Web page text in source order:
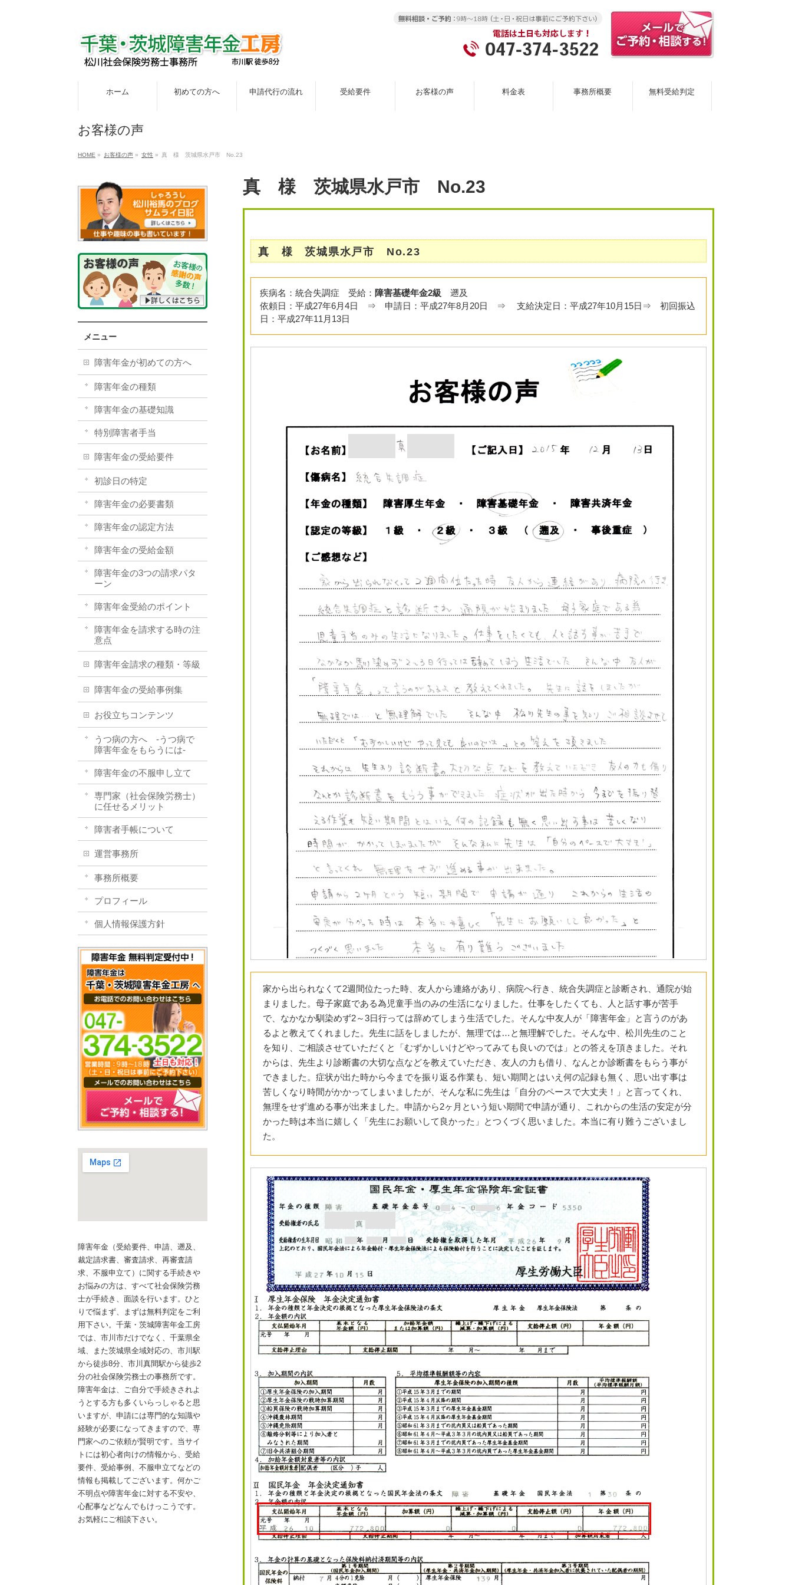
ホーム 初めての方へ 申請代行の流れ 受給要件 お客様の声 料金表 事務所概要 無料受給判定
お客様の声
HOME » お客様の声 » 女性 » 真 様 茨城県水戸市 No.23
真 様 茨城県水戸市 No.23
真 様 茨城県水戸市 No.23
疾病名：統合失調症 受給： 障害基礎年金2級 遡及
依頼日：平成27年6月4日 ⇒ 申請日：平成27年8月20日 ⇒ 支給決定日：平成27年10月15日⇒ 初回振込
日：平成27年11月13日
家から出られなくて2週間位たった時、友人から連絡があり、病院へ行き、統合失調症と診断され、通院が始
まりました。母子家庭である為児童手当のみの生活になりました。仕事をしたくても、人と話す事が苦手
で、なかなか馴染めず2～3日行っては辞めてしまう生活でした。そんな中友人が「障害年金」と言うのがあ
るよと教えてくれました。先生に話をしましたが、無理では…と無理解でした。そんな中、松川先生のこと
を知り、ご相談させていただくと「むずかしいけどやってみても良いのでは」との答えを頂きました。それ
からは、先生より診断書の大切な点などを教えていただき、友人の力も借り、なんとか診断書をもらう事が
できました。症状が出た時から今までを振り返る作業も、短い期間とはいえ何の記録も無く、思い出す事は
苦しくなり時間がかかってしまいましたが、そんな私に先生は「自分のペースで大丈夫！」と言ってくれ、
無理をせず進める事が出来ました。申請から2ヶ月という短い期間で申請が通り、これからの生活の安定が分
かった時は本当に嬉しく「先生にお願いして良かった」とつくづく思いました。本当に有り難うございまし
た。
メニュー
障害年金が初めての方へ
障害年金の種類
障害年金の基礎知識
特別障害者手当
障害年金の受給要件
初診日の特定
障害年金の必要書類
障害年金の認定方法
障害年金の受給金額
障害年金の3つの請求パタ
ーン
障害年金受給のポイント
障害年金を請求する時の注
意点
障害年金請求の種類・等級
障害年金の受給事例集
お役立ちコンテンツ
うつ病の方へ -うつ病で
障害年金をもらうには-
障害年金の不服申し立て
専門家（社会保険労務士）
に任せるメリット
障害者手帳について
運営事務所
事務所概要
プロフィール
個人情報保護方針
障害年金（受給要件、申請、遡及、
裁定請求書、審査請求、再審査請
求、不服申立て）に関する手続きや
お悩みの方は、すべて社会保険労務
士が手続き、面談を行います。ひと
りで悩まず、まずは無料判定をご利
用下さい。千葉・茨城障害年金工房
では、市川市だけでなく、千葉県全
域、また茨城県全域対応の、市川駅
から徒歩8分、市川真間駅から徒歩2
分の社会保険労務士の事務所です。
障害年金は、ご自分で手続きされよ
うとする方も多くいらっしゃると思
いますが、申請には専門的な知識や
経験が必要になってきますので、専
門家へのご依頼が賢明です。当サイ
トには初心者向けの情報から、受給
要件、受給事例、不服申立てなどの
情報も掲載してございます。何かご
不明点や障害年金に対する不安や、
心配事などなんでもけっこうです。
お気軽にご相談下さい。